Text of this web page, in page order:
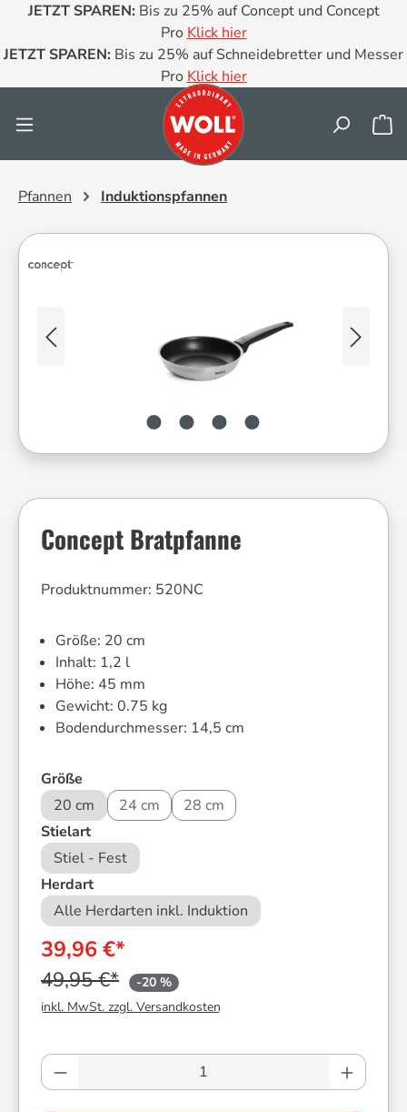
Zum Hauptinhalt springen
JETZT SPAREN: Bis zu 25% auf Concept und Concept
Pro Klick hier
JETZT SPAREN: Bis zu 25% auf Schneidebretter und Messer
Pro Klick hier
Pfannen Induktionspfannen
Concept Bratpfanne
Produktnummer: 520NC
Größe: 20 cm
Inhalt: 1,2 l
Höhe: 45 mm
Gewicht: 0.75 kg
Bodendurchmesser: 14,5 cm
Größe
20 cm
24 cm
28 cm
Stielartauswählen
Stiel - Fest
Herdartauswählen
Alle Herdarten inkl. Induktion
39,96 €*
49,95 €*
-20 %
inkl. MwSt. zzgl. Versandkosten
Produkt Anzahl: Gib den gewünschten